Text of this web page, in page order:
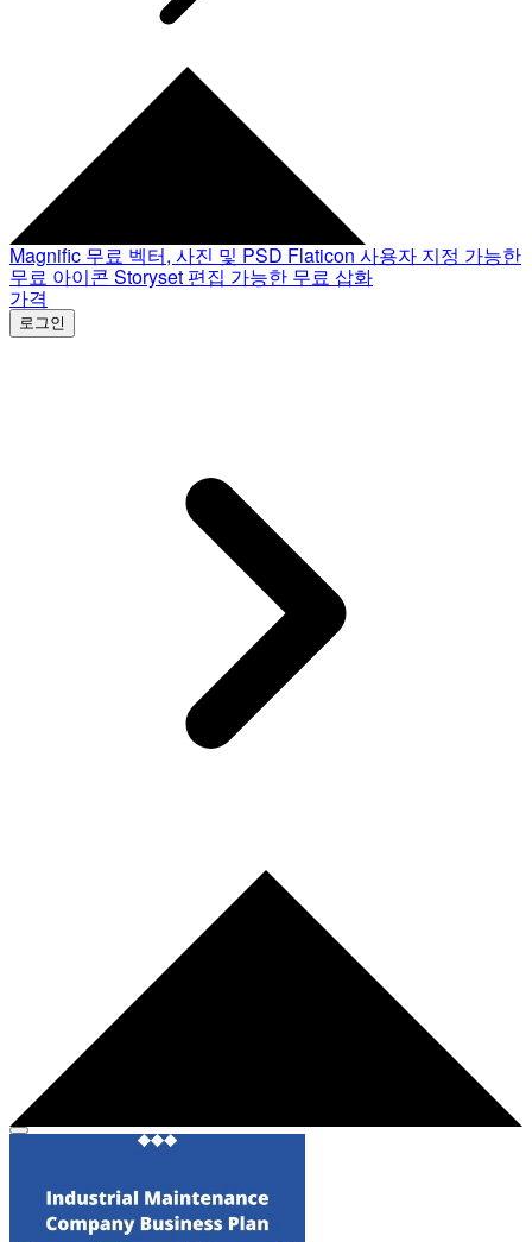
Magnific 무료 벡터, 사진 및 PSD Flaticon 사용자 지정 가능한
무료 아이콘 Storyset 편집 가능한 무료 삽화
가격
로그인